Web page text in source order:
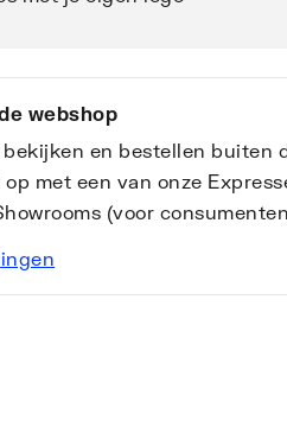
webshop
en bestellen buiten
met een van onze
(voor